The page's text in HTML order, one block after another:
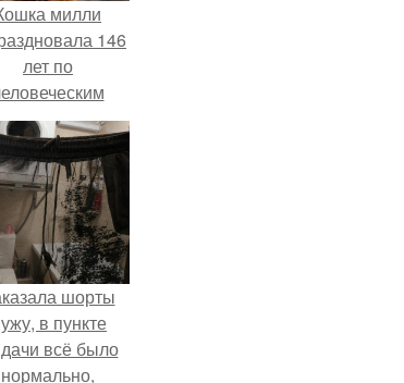
милли
146
лет по
Меркам и
претендует на
самой
старой в мире.
шорты
в пункте
всё было
нормально,